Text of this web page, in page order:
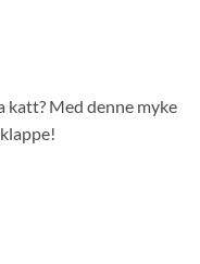
katt? Med denne myke